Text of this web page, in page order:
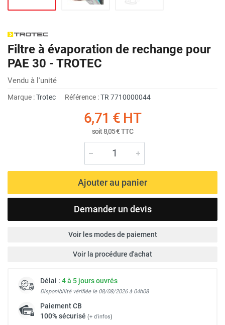
Filtre à évaporation de rechange pour
PAE 30 - TROTEC
Vendu à l'unité
Marque :Trotec Référence :TR 7710000044
6,71 € HT
soit8,05 €TTC
Ajouter au panier
Demander un devis
Voir les modes de paiement
Voir la procédure d'achat
Délai : 4 à 5 jours ouvrés
Disponibilité vérifiée le 08/08/2026 à 04h08
PaiementCB
100% sécurisé (+ d'infos)